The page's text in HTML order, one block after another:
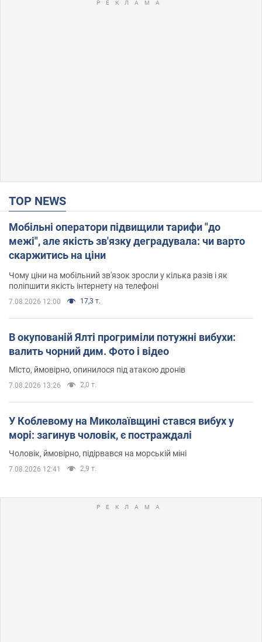
TOP NEWS
Мобільні оператори підвищили тарифи "до
межі", але якість зв'язку деградувала: чи варто
скаржитись на ціни
Чому ціни на мобільний зв'язок зросли у кілька разів і як
поліпшити якість інтернету на телефоні
7.08.2026 12:00 17,3 т.
В окупованій Ялті прогриміли потужні вибухи:
валить чорний дим. Фото і відео
Місто, ймовірно, опинилося під атакою дронів
7.08.2026 13:26 2,0 т.
У Коблевому на Миколаївщині стався вибух у
морі: загинув чоловік, є постраждалі
Чоловік, ймовірно, підірвався на морській міні
7.08.2026 12:41 2,9 т.